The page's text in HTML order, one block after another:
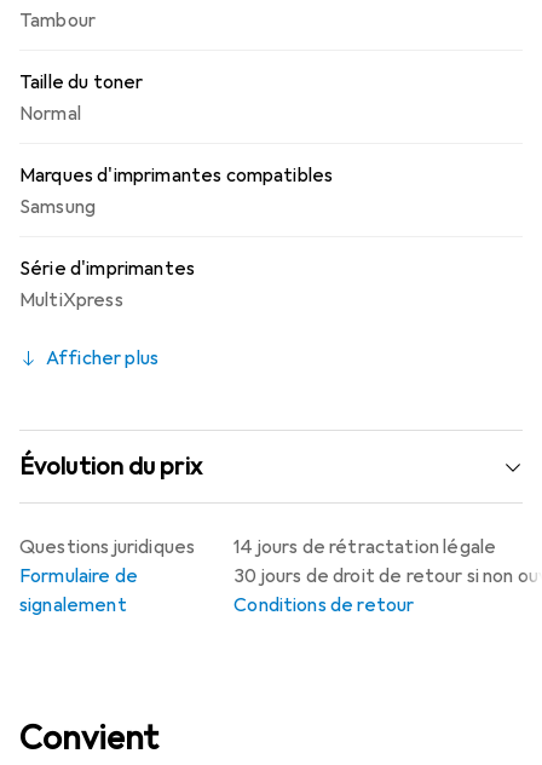
Tambour
Taille du toner
Normal
Marques d'imprimantes compatibles
Samsung
Série d'imprimantes
MultiXpress
Afficher plus
Évolution du prix
14 jours de rétractation légale
30 jours de droit de retour si non
Conditions de retour
Questions juridiques
Formulaire de
signalement
Convient